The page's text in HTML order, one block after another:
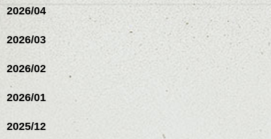
2026/04
2026/03
2026/02
2026/01
2025/12